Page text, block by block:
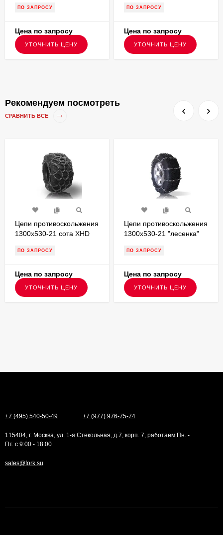
вилочного погрузчика
ПО ЗАПРОСУ
Цена по запросу
УТОЧНИТЬ ЦЕНУ
вилочного погрузчика
ПО ЗАПРОСУ
Цена по запросу
УТОЧНИТЬ ЦЕНУ
Рекомендуем посмотреть
СРАВНИТЬ ВСЕ
Цепи противоскольжения
1300x530-21 сота XHD
W211300SXHD8
ПО ЗАПРОСУ
Цена по запросу
УТОЧНИТЬ ЦЕНУ
Цепи противоскольжения
1300x530-21 "лесенка"
ПО ЗАПРОСУ
Цена по запросу
УТОЧНИТЬ ЦЕНУ
+7 (495) 540-50-49 +7 (977) 976-75-74
115404, г. Москва, ул. 1-я Стекольная, д.7, корп. 7, работаем Пн. -
Пт. с 9:00 - 18:00
sales@fork.su